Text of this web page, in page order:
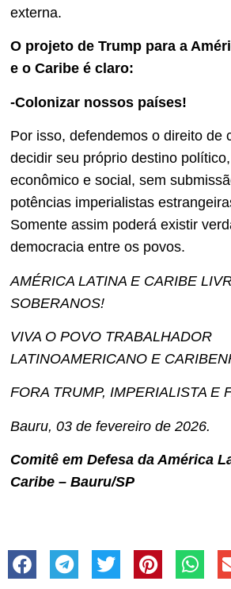
externa.
O projeto de Trump para a
e o Caribe é claro:
-Colonizar nossos países!
Por isso, defendemos o direito de
decidir seu próprio destino político,
econômico e social, sem
potências imperialistas
Somente assim poderá existir
democracia entre os povos.
AMÉRICA LATINA E CARIBE
SOBERANOS!
VIVA O POVO TRABALHADOR
LATINOAMERICANO E
FORA TRUMP, IMPERIALISTA E
Bauru, 03 de fevereiro de 2026.
Comitê em Defesa da América
Caribe – Bauru/SP